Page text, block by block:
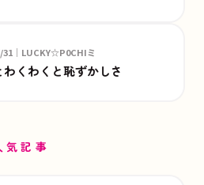
31｜LUCKY☆P0CHIミ
くわくと恥ずかしさ
記事